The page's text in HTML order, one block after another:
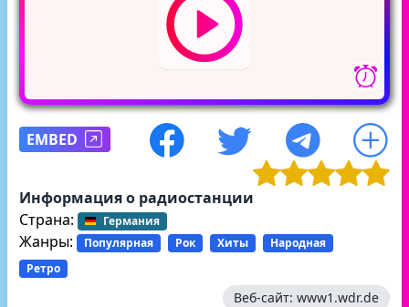
EMBED
Информация о радиостанции
Страна:
Германия
Жанры: Популярная Рок Хиты
Народная
Ретро
Веб-сайт: www1.wdr.de